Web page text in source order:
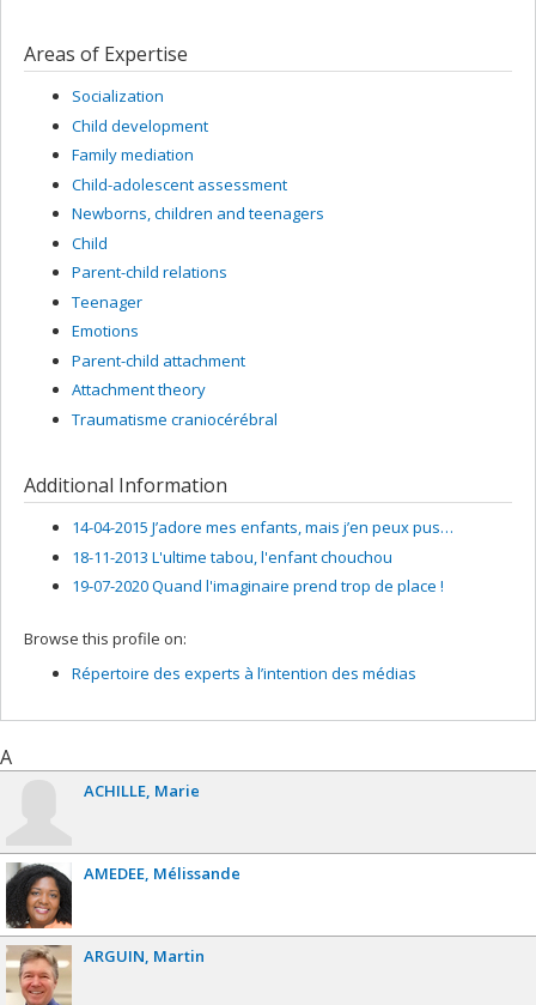
Areas of Expertise
Socialization
Child development
Family mediation
Child-adolescent assessment
Newborns, children and teenagers
Child
Parent-child relations
Teenager
Emotions
Parent-child attachment
Attachment theory
Traumatisme craniocérébral
Additional Information
14-04-2015 J’adore mes enfants, mais j’en peux pus…
18-11-2013 L'ultime tabou, l'enfant chouchou
19-07-2020 Quand l'imaginaire prend trop de place !
Browse this profile on:
Répertoire des experts à l’intention des médias
A
ACHILLE Marie
AMEDEE Mélissande
ARGUIN Martin